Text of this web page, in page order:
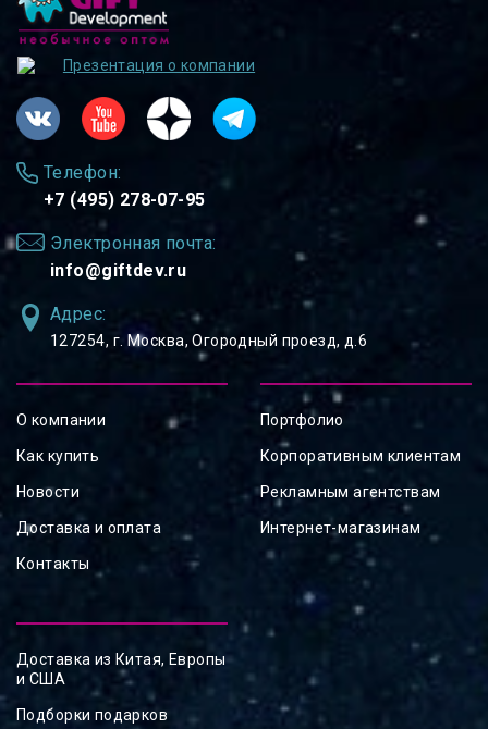
Презентация о компании
Телефон:
+7 (495) 278-07-95
Электронная почта:
info@giftdev.ru
Адрес:
127254, ⁠г. Москва, Огородный проезд, д.6
О компании
Как купить
Новости
Доставка и оплата
Контакты
Портфолио
Корпоративным клиентам
Рекламным агентствам
Интернет-магазинам
Доставка из Китая, Европы
и США
Подборки подарков